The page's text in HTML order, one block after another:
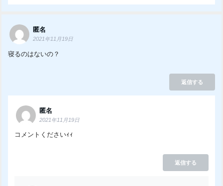
匿名
2021年11月19日
寝るのはないの？
返信する
匿名
2021年11月19日
コメントくださいｨｨ
返信する